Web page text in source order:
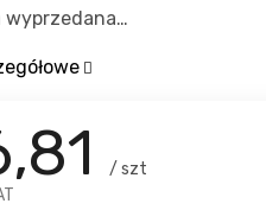
/ szt
wyprzedana…